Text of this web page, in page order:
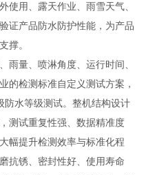
使用、露天作业、雨雪天气、
证产品防水防护性能，为产品
撑。
雨量、喷淋角度、运行时间、
的检测标准自定义测试方案，
防水等级测试。整机结构设计
测试重复性强、数据精准度
幅提升检测效率与标准化程
抗锈、密封性好、使用寿命